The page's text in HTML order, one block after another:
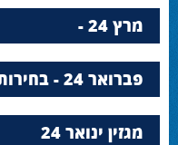
מרץ 24 -
פברואר 24 - בחירות
מגזין ינואר 24